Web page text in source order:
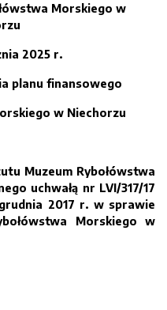
Morskiego w
2025 r.
planu finansowego
w Niechorzu
Muzeum Rybołówstwa
uchwałą nr LVI/317/17
2017 r. w sprawie
Morskiego w